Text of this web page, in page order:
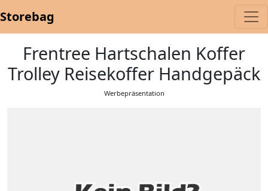
Storebag
Frentree Hartschalen Koffer
Trolley Reisekoffer Handgepäck
Werbepräsentation